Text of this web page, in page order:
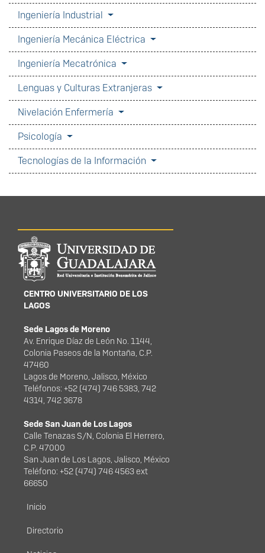
Ingeniería Industrial
Ingeniería Mecánica Eléctrica
Ingeniería Mecatrónica
Lenguas y Culturas Extranjeras
Nivelación Enfermería
Psicología
Tecnologías de la Información
Información del
portal
CENTRO UNIVERSITARIO DE LOS
LAGOS
Sede Lagos de Moreno
Av. Enrique Díaz de León No. 1144,
Colonia Paseos de la Montaña, C.P.
47460
Lagos de Moreno, Jalisco, México
Teléfonos: +52 (474) 746 5383, 742
4314, 742 3678
Sede San Juan de Los Lagos
Calle Tenazas S/N, Colonia El Herrero,
C.P. 47000
San Juan de Los Lagos, Jalisco, México
Teléfono: +52 (474) 746 4563 ext
66650
Menú principal
Inicio
Directorio